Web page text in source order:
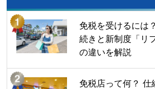
免税を受けるには
続きと新制度「リ
の違いを解説
免税店って何？ 仕